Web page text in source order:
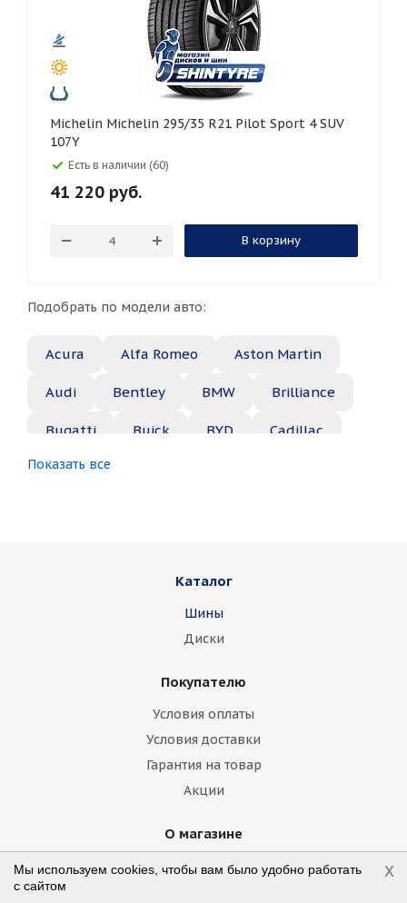
Michelin Michelin 295/35 R21 Pilot Sport 4 SUV
107Y
Есть в наличии (60)
41 220 руб.
В корзину
Подобрать по модели авто:
Acura Alfa Romeo Aston Martin
Audi Bentley BMW Brilliance
Bugatti Buick BYD Cadillac
Changan
FAW Ferrari
Foton
Hyundai Infiniti
Jaguar Jeep
Lexus Lifan Lincoln Lotus
Marussia
Показать все
Каталог
Шины
Диски
Покупателю
Условия оплаты
Условия доставки
Гарантия на товар
Акции
О магазине
Контакты
Мы используем cookies, чтобы вам было удобно работать
с сайтом
x